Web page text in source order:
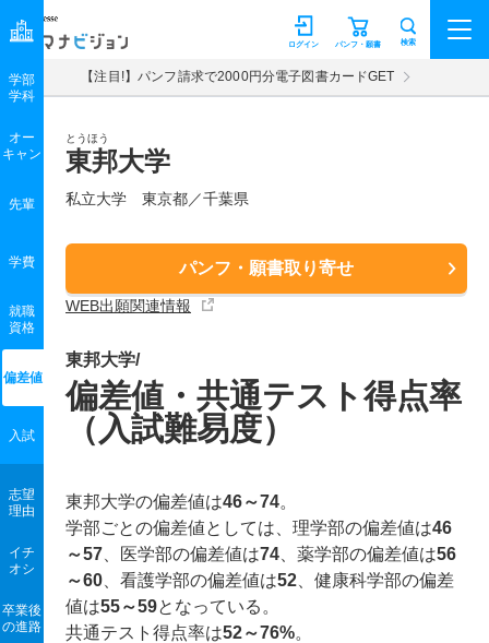
マナビジョン パンフ・願書
ログイン 検索
【注目!】パンフ請求で2000円分電子図書カードGET
とうほう
東邦大学
私立大学 東京都／千葉県
パンフ・願書取り寄せ
WEB出願関連情報
学部
学科
オー
キャン
先輩
学費
就職
資格
偏差値
入試
志望
理由
イチ
オシ
卒業後
の進路
東邦大学/
偏差値・共通テスト得点率
（入試難易度）
東邦大学の偏差値は46～74。
学部ごとの偏差値としては、理学部の偏差値は46
～57 、医学部の偏差値は74 、薬学部の偏差値は56
～60 、看護学部の偏差値は52 、健康科学部の偏差
値は55～59となっている。
共通テスト得点率は52～76%。